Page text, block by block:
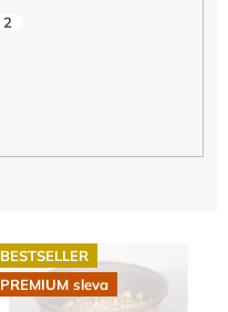
2
BESTSELLER
PREMIUM sleva